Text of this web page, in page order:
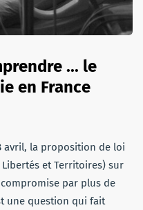
... le
en France
avril, la proposition de loi
et Territoires) sur
compromise par plus de
une question qui fait